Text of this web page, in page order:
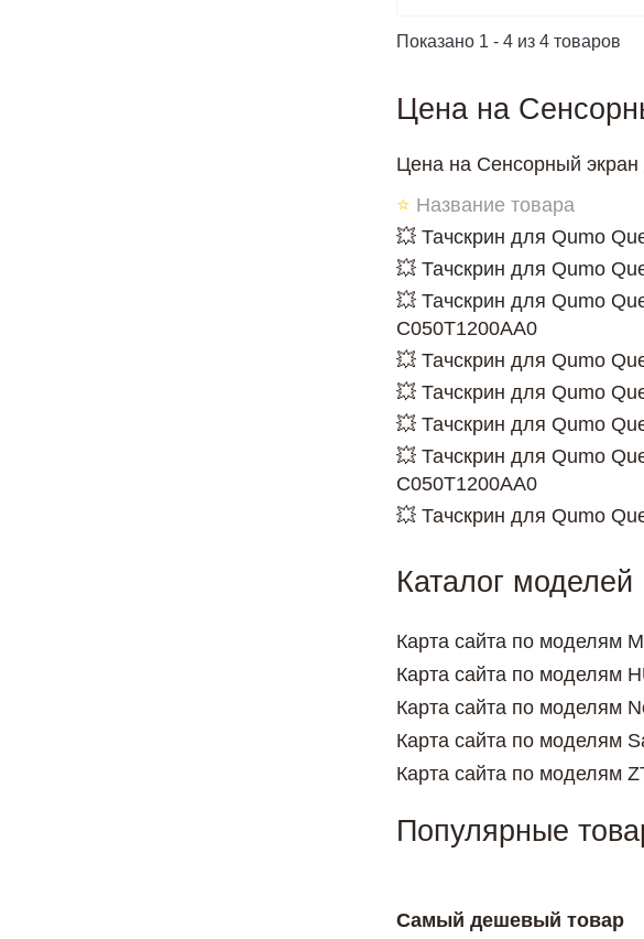
Показано 1 - 4 из 4 товаров
Цена на
Цена на Сенсорный экран
⭐ Название товара
💥 Тачскрин для Qumo
💥 Тачскрин для Qumo
💥 Тачскрин для Qumo
C050T1200AA0
💥 Тачскрин для Qumo
💥 Тачскрин для Qumo
💥 Тачскрин для Qumo
💥 Тачскрин для Qumo
C050T1200AA0
💥 Тачскрин для Qumo
Каталог моделей
Карта сайта по моделям
Карта сайта по моделям
Карта сайта по моделям
Карта сайта по моделям
Карта сайта по моделям
Популярные
Самый дешевый товар